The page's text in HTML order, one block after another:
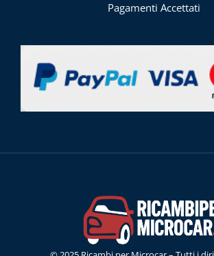
Pagamenti Accettati